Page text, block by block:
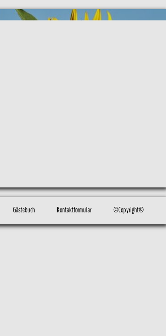
Gästebuch Kontaktformular ©Copyright©